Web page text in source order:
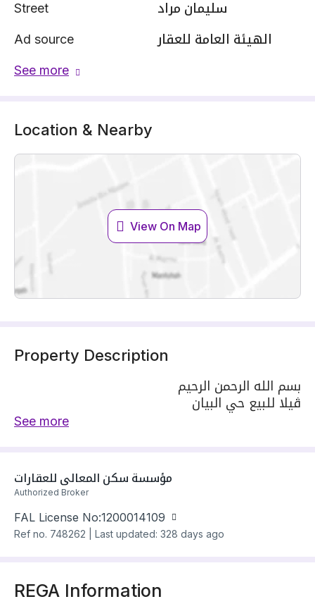
Street سليمان مراد
Ad source الهيئة العامة للعقار
See more
Location & Nearby
View On Map
Property Description
بسم الله الرحمن الرحيم
ڤيلا للبيع حي البيان
See more
مؤسسة سكن المعالي للعقارات
Authorized Broker
FAL License No:1200014109
Ref no. 748262 Last updated: 328 days ago
REGA Information